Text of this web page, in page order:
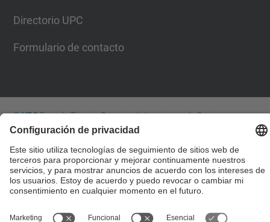
Directorio UPC
Formulario de contacto
© UPCEscuela Técnica Superior de Ingenieros de Caminos,
Canales y Puertos de Barcelona
Desarrollado con
Mapa del Sitio
Accesibilidad